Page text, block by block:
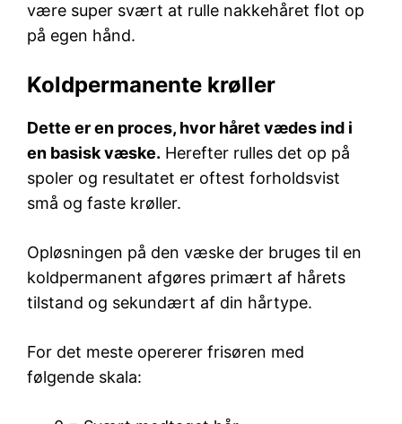
være super svært at rulle nakkehåret flot op
på egen hånd.
Koldpermanente krøller
Dette er en proces, hvor håret vædes ind i
en basisk væske. Herefter rulles det op på
spoler og resultatet er oftest forholdsvist
små og faste krøller.
Opløsningen på den væske der bruges til en
koldpermanent afgøres primært af hårets
tilstand og sekundært af din hårtype.
For det meste opererer frisøren med
følgende skala: